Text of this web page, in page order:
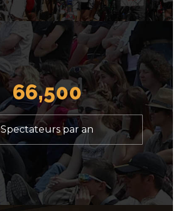
66,500
Spectateurs par an